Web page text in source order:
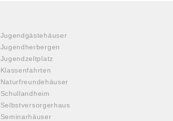
Jugendgästehäuser
Jugendherbergen
Jugendzeltplatz
Klassenfahrten
Naturfreundehäuser
Schullandheim
Selbstversorgerhaus
Seminarhäuser